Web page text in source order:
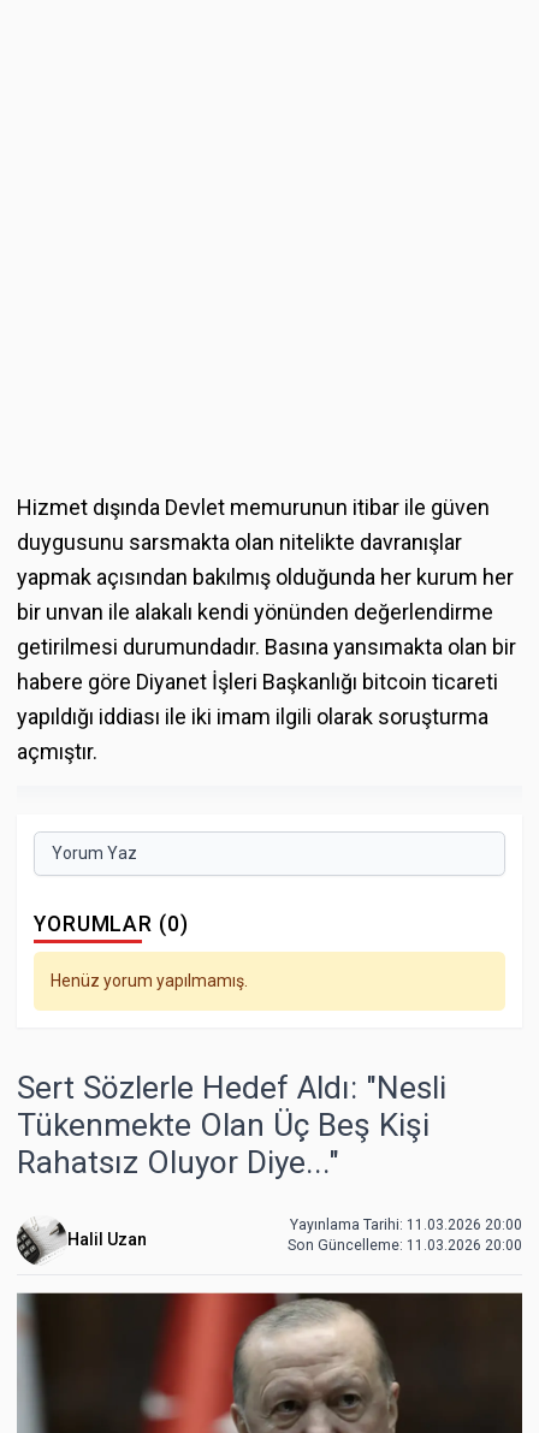
Hizmet dışında Devlet memurunun itibar ile güven
duygusunu sarsmakta olan nitelikte davranışlar
yapmak açısından bakılmış olduğunda her kurum her
bir unvan ile alakalı kendi yönünden değerlendirme
getirilmesi durumundadır. Basına yansımakta olan bir
habere göre Diyanet İşleri Başkanlığı bitcoin ticareti
yapıldığı iddiası ile iki imam ilgili olarak soruşturma
açmıştır.
Yorum Yaz
YORUMLAR (0)
Henüz yorum yapılmamış.
Sert Sözlerle Hedef Aldı: "Nesli
Tükenmekte Olan Üç Beş Kişi
Rahatsız Oluyor Diye..."
Halil Uzan
Yayınlama Tarihi: 11.03.2026 20:00
Son Güncelleme: 11.03.2026 20:00